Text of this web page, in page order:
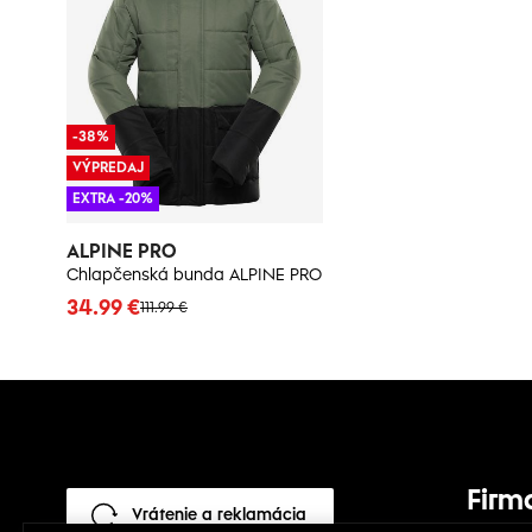
ALPINE PRO
Chlapčenská bunda ALPINE PRO
111.99 €
34.99 €
-38%
VÝPREDAJ
EXTRA -20%
Vrátenie a reklamácia